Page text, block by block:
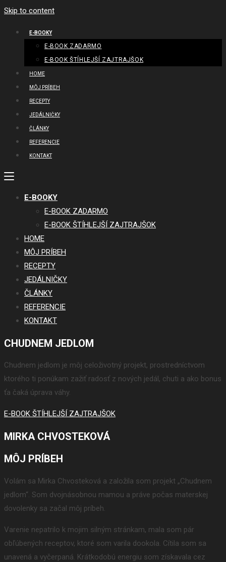
Skip to content
E-BOOKY
E-BOOK ZADARMO
E-BOOK ŠTÍHLEJŠÍ ZAJTRAJŠOK
HOME
MÔJ PRÍBEH
RECEPTY
JEDÁLNIČKY
ČLÁNKY
REFERENCIE
KONTAKT
E-BOOKY
E-BOOK ZADARMO
E-BOOK ŠTÍHLEJŠÍ ZAJTRAJŠOK
HOME
MÔJ PRÍBEH
RECEPTY
JEDÁLNIČKY
ČLÁNKY
REFERENCIE
KONTAKT
CHUDNEM JEDLOM
Chudnem jedlom je môj celoživotný projekt, prostredníctvom
ktorého ti ponúkam zažiť radosť z nových jedál, chuti a ako bonus
ťa čaká úprava váhy.
E-BOOK ŠTÍHLEJŠÍ ZAJTRAJŠOK
MIRKA CHVOSTEKOVÁ
MÔJ PRÍBEH
Volám sa Mirka Chvosteková a založila som projekt „Chudnem
jedlom“. Som dvojnásobnou mamou a práve počas materskej
dovolenky sa začal môj príbeh.
Varenie nepatrilo k mojim silným stránkam, mala som pár
obľúbených receptov, ktoré som varila dookola. Cítila som sa
unavená a vyčerpaná. Krátkodobú energiu som získavala cez